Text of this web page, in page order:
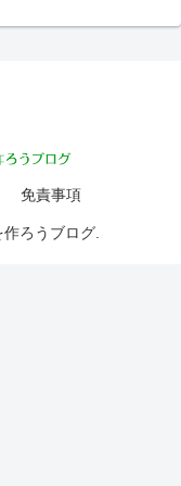
免責事項
ろうブログ.